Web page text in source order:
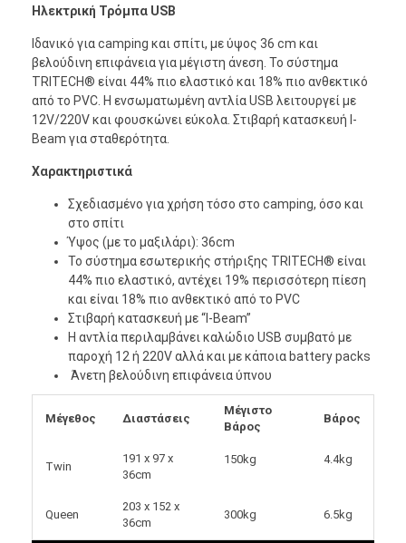
Ηλεκτρική Τρόμπα USB
Ιδανικό για camping και σπίτι, με ύψος 36 cm και
βελούδινη επιφάνεια για μέγιστη άνεση. Το σύστημα
TRITECH® είναι 44% πιο ελαστικό και 18% πιο ανθεκτικό
από το PVC. Η ενσωματωμένη αντλία USB λειτουργεί με
12V/220V και φουσκώνει εύκολα. Στιβαρή κατασκευή I-
Beam για σταθερότητα.
Χαρακτηριστικά
Σχεδιασμένο για χρήση τόσο στο camping, όσο και
στο σπίτι
Ύψος (με το μαξιλάρι): 36cm
Το σύστημα εσωτερικής στήριξης TRITECH® είναι
44% πιο ελαστικό, αντέχει 19% περισσότερη πίεση
και είναι 18% πιο ανθεκτικό από το PVC
Στιβαρή κατασκευή με “I-Beam”
Η αντλία περιλαμβάνει καλώδιο USB συμβατό με
παροχή 12 ή 220V αλλά και με κάποια battery packs
Άνετη βελούδινη επιφάνεια ύπνου
Μέγεθος Διαστάσεις
Μέγιστο
Βάρος
Βάρος
Twin
191 x 97 x
36cm
150kg 4.4kg
Queen
203 x 152 x
36cm
300kg 6.5kg